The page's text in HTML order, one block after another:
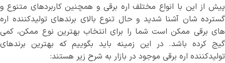
پیش از این با انواع مختلف اره برقی و همچنین کاربردهای متنوع و
گسترده شان آشنا شدید و حال تنوع بالای برندهای تولیدکننده اره
های برقی ممکن است شما را برای انتخاب بهترین نوع ممکن، کمی
گیج کرده باشد. در این زمینه باید بگوییم که بهترین برندهای
تولیدکننده اره برقی موجود در بازار به شرح زیر هستند: